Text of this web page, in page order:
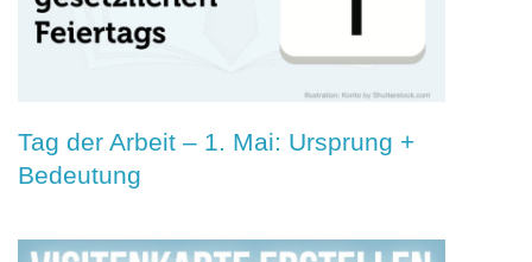
Tag der Arbeit – 1. Mai: Ursprung +
Bedeutung